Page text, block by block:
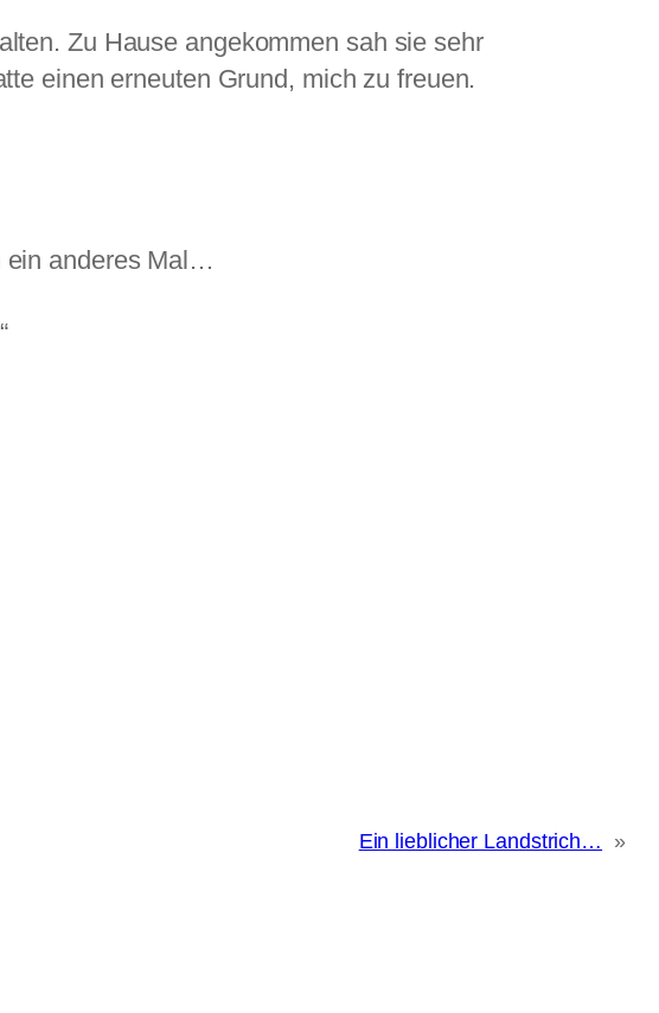
Zu Hause angekommen sah sie sehr
einen erneuten Grund, mich zu freuen.
ein anderes Mal…
Ein lieblicher Landstrich… »